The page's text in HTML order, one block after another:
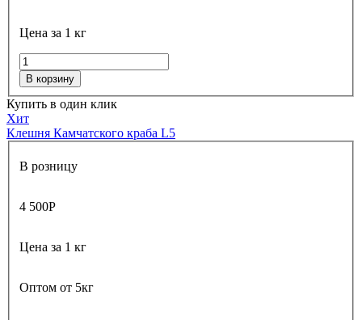
Цена за 1 кг
В корзину
Купить в один клик
Хит
Клешня Камчатского краба L5
В розницу
4 500Р
Цена за 1 кг
Оптом от 5кг